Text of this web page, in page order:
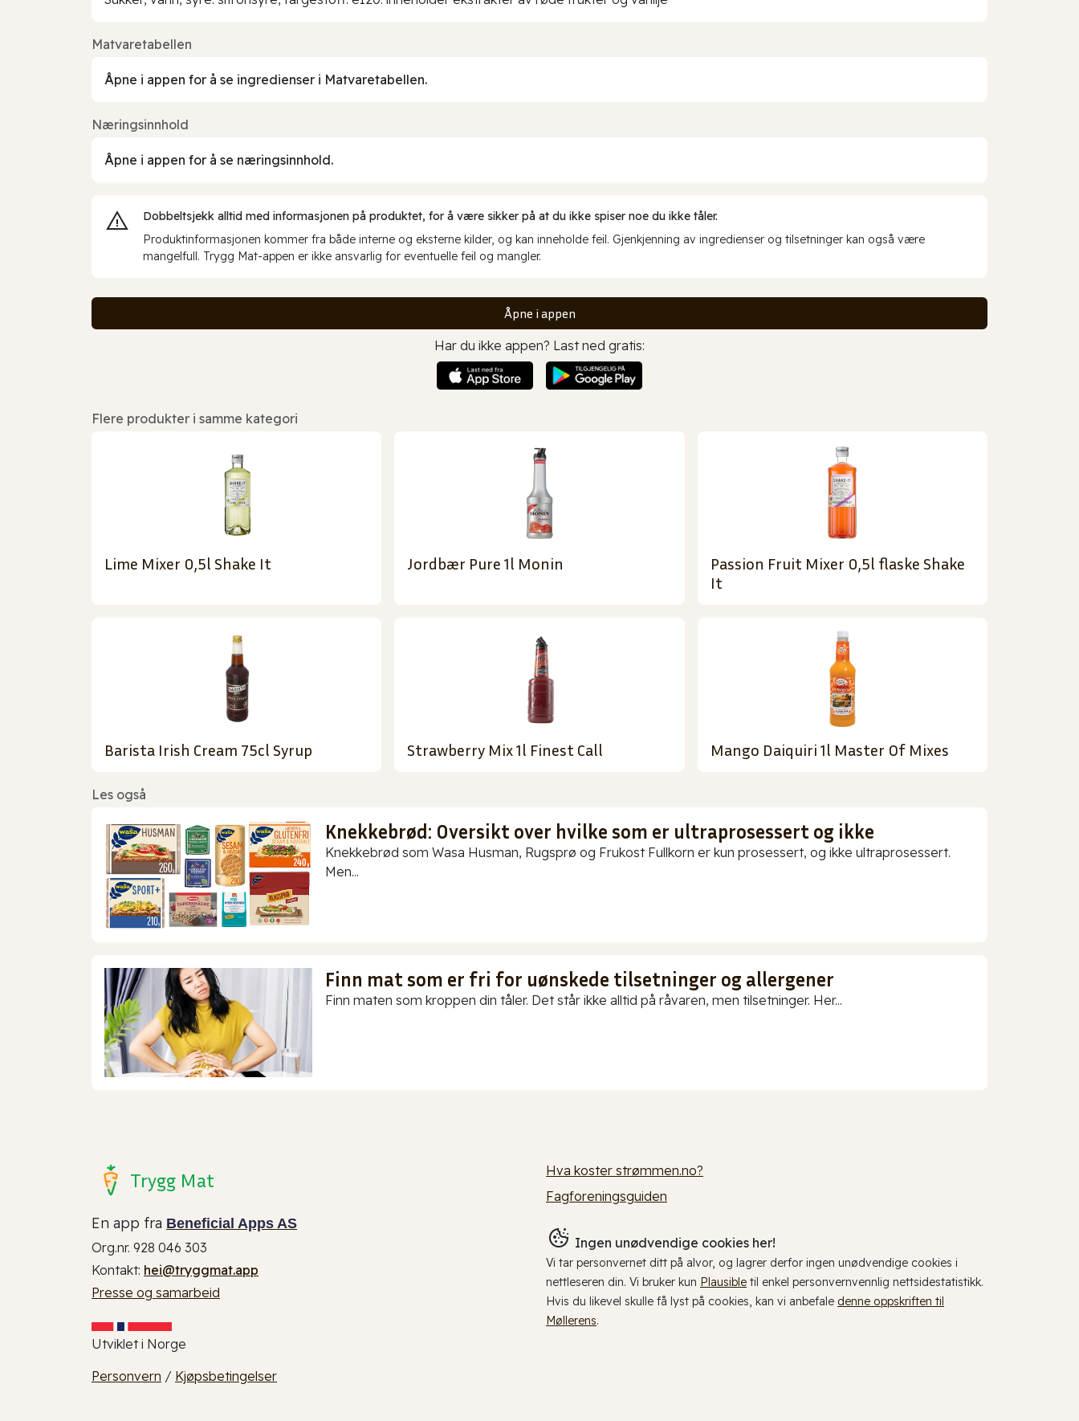
Matvaretabellen
Åpne i appen for å se ingredienser i Matvaretabellen.
Næringsinnhold
Åpne i appen for å se næringsinnhold.
Dobbeltsjekk alltid med informasjonen på produktet, for å være sikker på at du ikke spiser noe du ikke tåler.
Produktinformasjonen kommer fra både interne og eksterne kilder, og kan inneholde feil. Gjenkjenning av ingredienser og tilsetninger kan også være
mangelfull. Trygg Mat-appen er ikke ansvarlig for eventuelle feil og mangler.
Åpne i appen
Har du ikke appen? Last ned gratis:
Flere produkter i samme kategori
Lime Mixer 0,5l Shake It Jordbær Pure 1l Monin
Passion Fruit Mixer 0,5l flaske Shake
It
Barista Irish Cream 75cl Syrup Strawberry Mix 1l Finest Call Mango Daiquiri 1l Master Of Mixes
Les også
Knekkebrød: Oversikt over hvilke som er ultraprosessert og ikke
Knekkebrød som Wasa Husman, Rugsprø og Frukost Fullkorn er kun prosessert, og ikke ultraprosessert.
Men...
Finn mat som er fri for uønskede tilsetninger og allergener
Finn maten som kroppen din tåler. Det står ikke alltid på råvaren, men tilsetninger. Her...
Trygg Mat
En app fra Beneficial Apps AS
Org.nr. 928 046 303
Kontakt: hei@tryggmat.app
Presse og samarbeid
Utviklet i Norge
Personvern / Kjøpsbetingelser
Hva koster strømmen.no?
Fagforeningsguiden
Ingen unødvendige cookies her!
Vi tar personvernet ditt på alvor, og lagrer derfor ingen unødvendige cookies i
nettleseren din. Vi bruker kun Plausible til enkel personvernvennlig nettsidestatistikk.
Hvis du likevel skulle få lyst på cookies, kan vi anbefale denne oppskriften til
Møllerens.